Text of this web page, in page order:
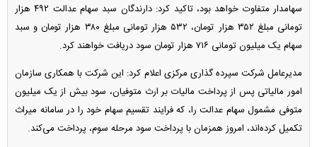
سهامدار متفاوت خواهد بود، تاکید کرد: دارندگان سبد سهام عدالت ۴۹۲ هزار
تومانی مبلغ ۳۵۲ هزار تومان، ۵۳۲ هزار تومانی مبلغ ۳۸۰ هزار تومان و سبد
سهام یک میلیون تومانی ۷۱۶ هزار تومان سود دریافت خواهند کرد.
مدیرعامل شرکت سپرده گذاری مرکزی اعلام کرد: این شرکت با همکاری سازمان
امور مالیاتی پس از پرداخت مالیات بر ارث متوفیان، سود بیش از یک میلیون
متوفی مشمول سهام عدالت را، که فرایند تقسیم سهام خود را در سامانه میراث
تکمیل کرده‌اند، امروز همزمان با پرداخت سود مرحله سوم، پرداخت می‌کند.